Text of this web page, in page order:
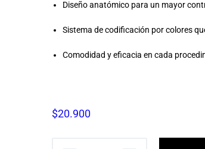
Diseño anatómico para un mayor
Sistema de codificación por colores
Comodidad y eficacia en cada
$20.900